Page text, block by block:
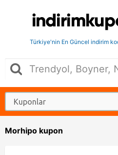
Türkiye'nin En Güncel indirim
Morhipo kupon